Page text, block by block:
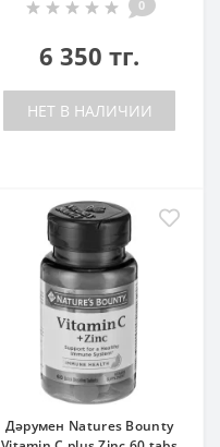
0
6 350 тг.
НЕТ В НАЛИЧИИ
Дәрумен Natures Bounty